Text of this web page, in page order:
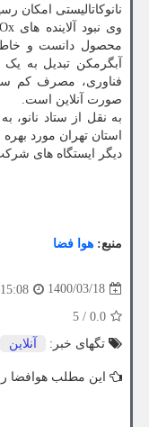
نانوکاتالیستی امکان
محصول دانست و
آبگرمکن تبدیل به
فناوری، مصرف کم
صورت آنلاین است.
به نقل از ستاد
استان تهران مورد
دیگر ایستگاه های
منبع: هوا فضا
1400/03/18
0.0
/
5
تگهای خبر:
آنلاین
این مطلب هوافضا